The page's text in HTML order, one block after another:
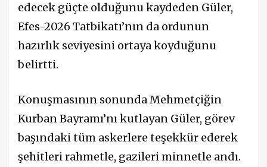
edecek güçte olduğunu kaydeden Güler,
Efes-2026 Tatbikatı’nın da ordunun
hazırlık seviyesini ortaya koyduğunu
belirtti.
Konuşmasının sonunda Mehmetçiğin
Kurban Bayramı’nı kutlayan Güler, görev
başındaki tüm askerlere teşekkür ederek
şehitleri rahmetle, gazileri minnetle andı.